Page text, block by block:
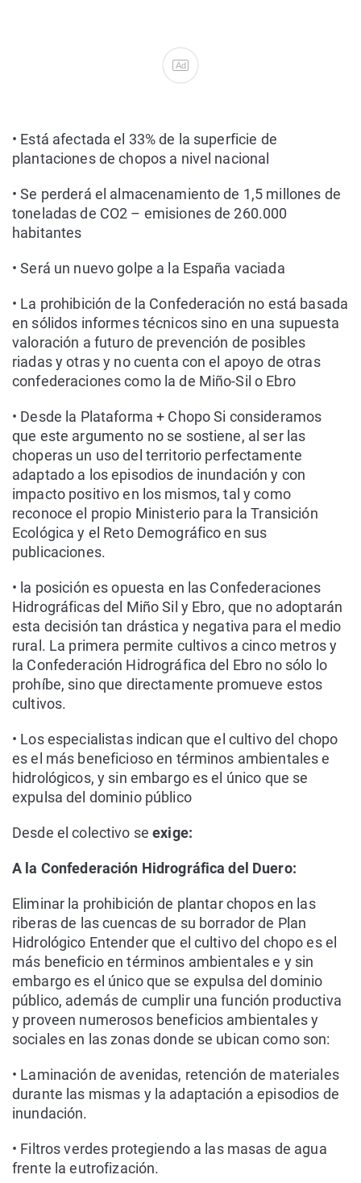
Ad
• Está afectada el 33% de la superficie de
plantaciones de chopos a nivel nacional
• Se perderá el almacenamiento de 1,5 millones de
toneladas de CO2 – emisiones de 260.000
habitantes
• Será un nuevo golpe a la España vaciada
• La prohibición de la Confederación no está basada
en sólidos informes técnicos sino en una supuesta
valoración a futuro de prevención de posibles
riadas y otras y no cuenta con el apoyo de otras
confederaciones como la de Miño-Sil o Ebro
• Desde la Plataforma + Chopo Si consideramos
que este argumento no se sostiene, al ser las
choperas un uso del territorio perfectamente
adaptado a los episodios de inundación y con
impacto positivo en los mismos, tal y como
reconoce el propio Ministerio para la Transición
Ecológica y el Reto Demográfico en sus
publicaciones.
• la posición es opuesta en las Confederaciones
Hidrográficas del Miño Sil y Ebro, que no adoptarán
esta decisión tan drástica y negativa para el medio
rural. La primera permite cultivos a cinco metros y
la Confederación Hidrográfica del Ebro no sólo lo
prohíbe, sino que directamente promueve estos
cultivos.
• Los especialistas indican que el cultivo del chopo
es el más beneficioso en términos ambientales e
hidrológicos, y sin embargo es el único que se
expulsa del dominio público
Desde el colectivo se exige:
A la Confederación Hidrográfica del Duero:
Eliminar la prohibición de plantar chopos en las
riberas de las cuencas de su borrador de Plan
Hidrológico Entender que el cultivo del chopo es el
más beneficio en términos ambientales e y sin
embargo es el único que se expulsa del dominio
público, además de cumplir una función productiva
y proveen numerosos beneficios ambientales y
sociales en las zonas donde se ubican como son:
• Laminación de avenidas, retención de materiales
durante las mismas y la adaptación a episodios de
inundación.
• Filtros verdes protegiendo a las masas de agua
frente la eutrofización.